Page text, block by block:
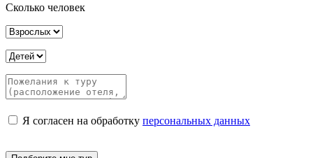
Сколько человек
Я согласен на обработку персональных данных